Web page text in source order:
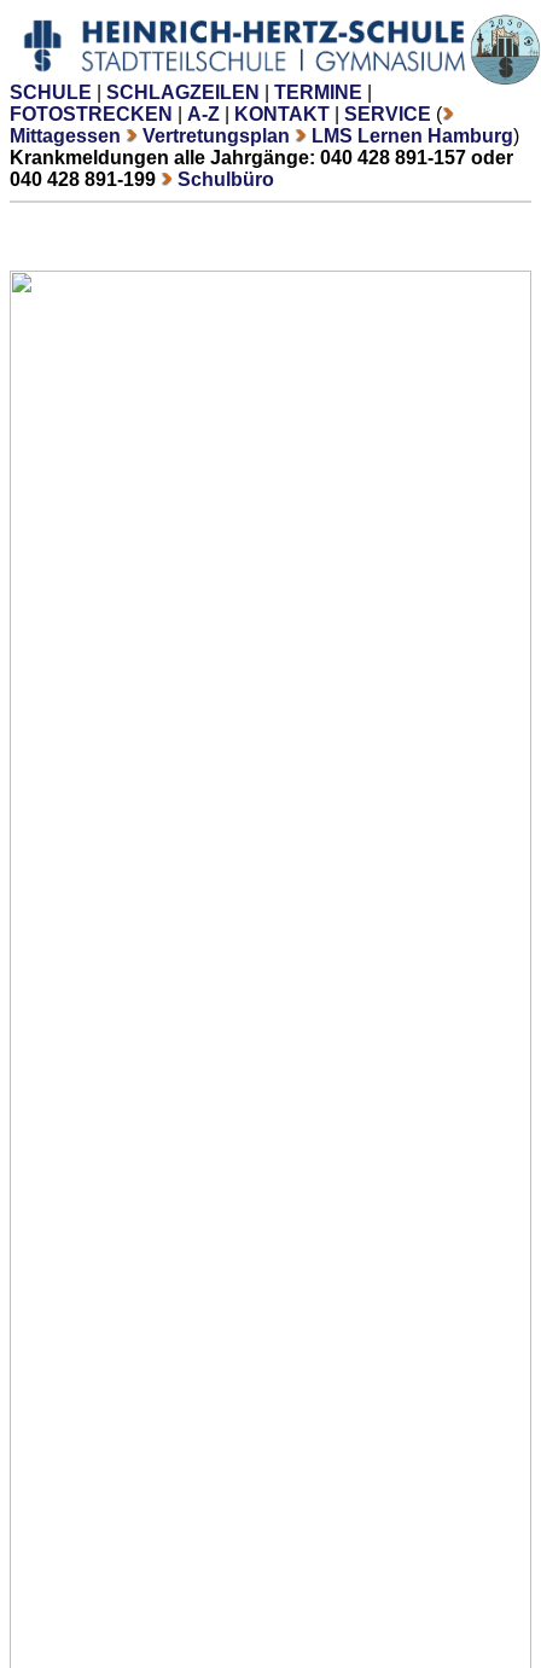
SCHULE SCHLAGZEILEN TERMINE
FOTOSTRECKEN
A-Z KONTAKT SERVICE (
Mittagessen
Vertretungsplan LMS Lernen Hamburg)
Krankmeldungen alle Jahrgänge: 040 428 891-157 oder
040 428 891-199
Schulbüro